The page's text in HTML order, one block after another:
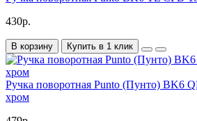
430р.
В корзину Купить в 1 клик
Ручка поворотная Punto (Пунто) BK6
хром